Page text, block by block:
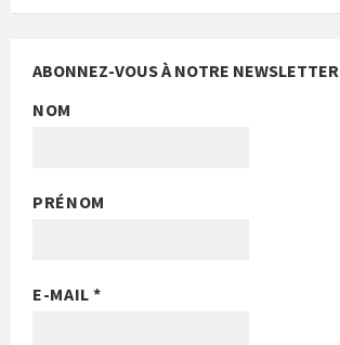
ABONNEZ-VOUS À NOTRE NEWSLETTER
NOM
PRÉNOM
E-MAIL*